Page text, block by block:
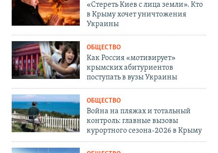
«Стереть Киев с лица земли». Кто
в Крыму хочет уничтожения
Украины
ОБЩЕСТВО
Как Россия «мотивирует»
крымских абитуриентов
поступать в вузы Украины
ОБЩЕСТВО
Война на пляжах и тотальный
контроль: главные вызовы
курортного сезона-2026 в Крыму